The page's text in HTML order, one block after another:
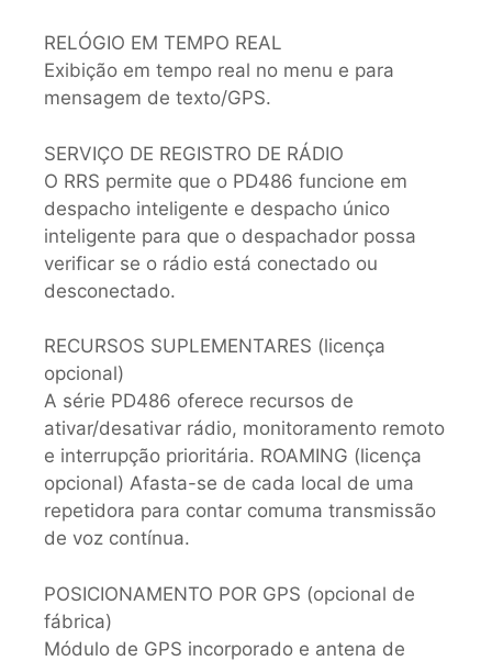
RELÓGIO EM TEMPO REAL
Exibição em tempo real no menu e para
mensagem de texto/GPS.
SERVIÇO DE REGISTRO DE RÁDIO
O RRS permite que o PD486 funcione em
despacho inteligente e despacho único
inteligente para que o despachador possa
verificar se o rádio está conectado ou
desconectado.
RECURSOS SUPLEMENTARES (licença
opcional)
A série PD486 oferece recursos de
ativar/desativar rádio, monitoramento remoto
e interrupção prioritária. ROAMING (licença
opcional) Afasta-se de cada local de uma
repetidora para contar comuma transmissão
de voz contínua.
POSICIONAMENTO POR GPS (opcional de
fábrica)
Módulo de GPS incorporado e antena de